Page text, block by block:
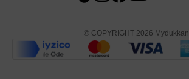
© COPYRIGHT 2026 Mydukkan